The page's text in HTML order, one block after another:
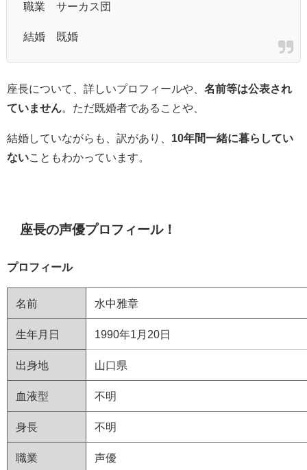
職業 サーカス団
結婚 既婚
座長について、詳しいプロフィールや、 名前等は公表され
ていません。ただ既婚者であることや、
結婚していながらも、訳があり、 10年間一緒に暮らしてい
ないこともわかっています。
座長の声優プロフィール！
プロフィール
名前 水中雅章
生年月日 1990年1月20日
出身地 山口県
血液型 不明
身長 不明
職業 声優